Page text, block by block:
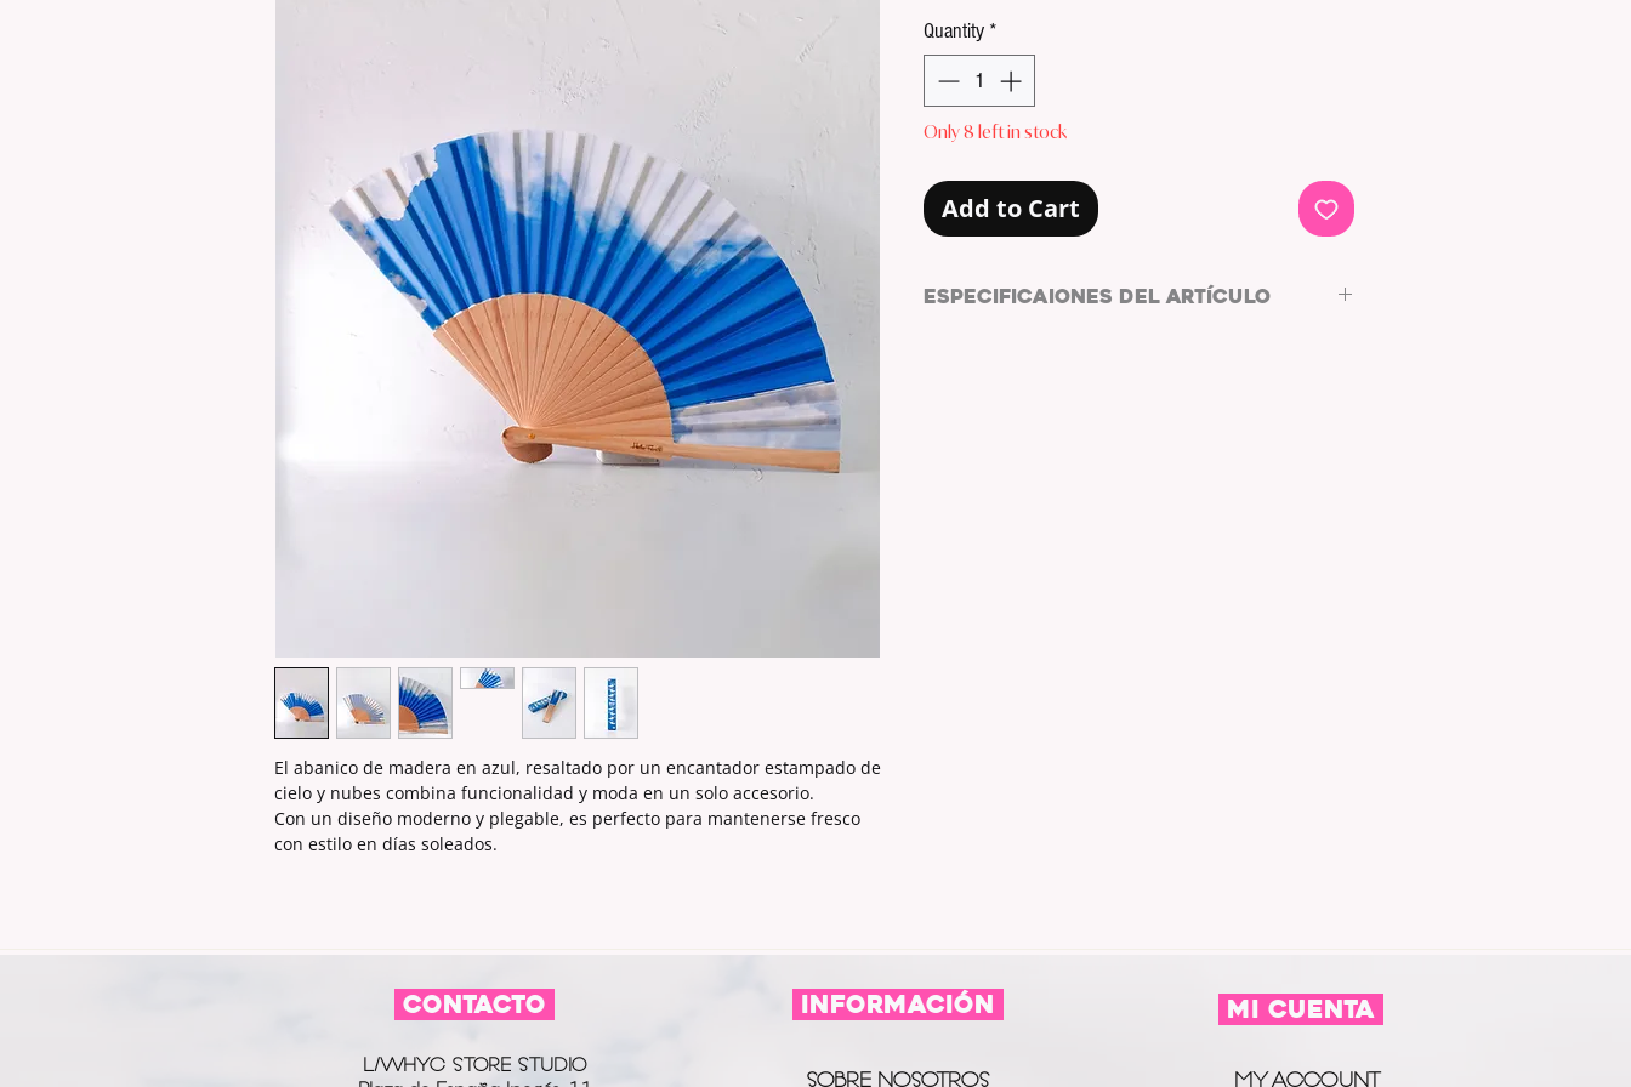
El abanico de madera en azul, resaltado por un encantador estampado de
cielo y nubes combina funcionalidad y moda en un solo accesorio.
Con un diseño moderno y plegable, es perfecto para mantenerse fresco
con estilo en días soleados.
Quantity *
Only 8 left in stock
Add to Cart
ESPECIFICAIONES DEL ARTÍCULO
CONTACTO
L/WHYC STORE STUDIO
información
SOBRE NOSOTROS
MI CUENTA
MY ACCOUNT